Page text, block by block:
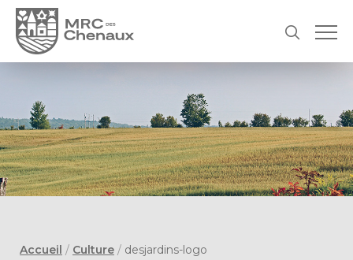
Accueil / Culture / desjardins-logo